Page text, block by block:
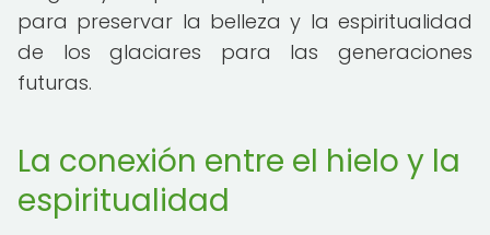
para preservar la belleza y la espiritualidad
de los glaciares para las generaciones
futuras.
La conexión entre el hielo y la
espiritualidad